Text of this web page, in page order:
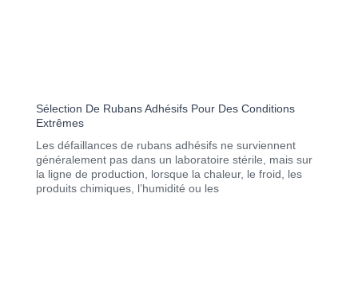
Sélection De Rubans Adhésifs Pour Des Conditions
Extrêmes
Les défaillances de rubans adhésifs ne surviennent
généralement pas dans un laboratoire stérile, mais sur
la ligne de production, lorsque la chaleur, le froid, les
produits chimiques, l’humidité ou les